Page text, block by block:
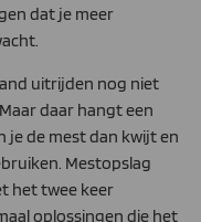
dat je meer
uitrijden nog niet
daar hangt een
je de mest dan kwijt en
Mestopslag
het twee keer
oplossingen die het